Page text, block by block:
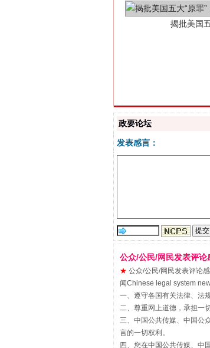
站台名比
政要论坛
发表感言：
公众/公民/网民发表评论
★ 公众/公民/网民发表评论
闻Chinese legal system
一、遵守各国有关法律、法
二、尊重网上道德，承担一
三、中国公共传媒、中国公
言的一切权利。
四、您在中国公共传媒、中